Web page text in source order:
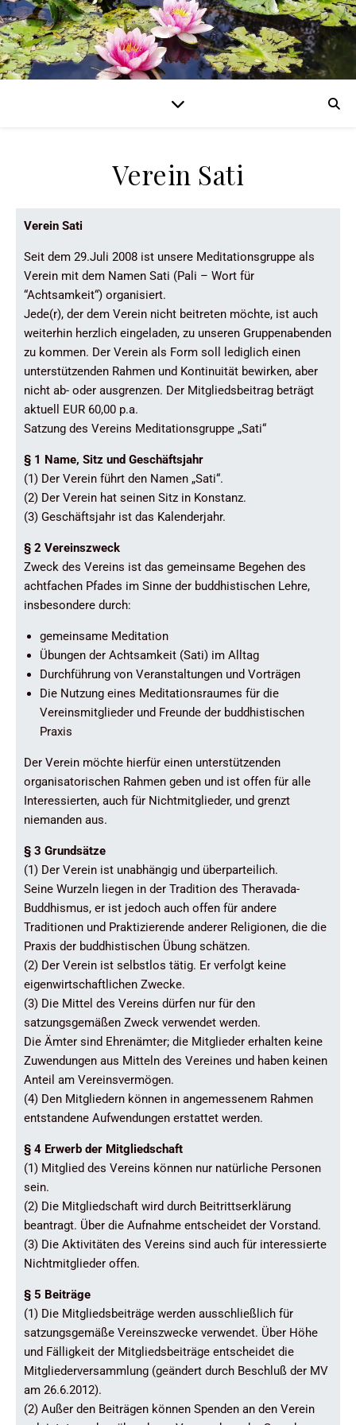
Verein Sati
Verein Sati
Seit dem 29.Juli 2008 ist unsere Meditationsgruppe als
Verein mit dem Namen Sati (Pali – Wort für
“Achtsamkeit“) organisiert.
Jede(r), der dem Verein nicht beitreten möchte, ist auch
weiterhin herzlich eingeladen, zu unseren Gruppenabenden
zu kommen. Der Verein als Form soll lediglich einen
unterstützenden Rahmen und Kontinuität bewirken, aber
nicht ab- oder ausgrenzen. Der Mitgliedsbeitrag beträgt
aktuell EUR 60,00 p.a.
Satzung des Vereins Meditationsgruppe „Sati“
§ 1 Name, Sitz und Geschäftsjahr
(1) Der Verein führt den Namen „Sati“.
(2) Der Verein hat seinen Sitz in Konstanz.
(3) Geschäftsjahr ist das Kalenderjahr.
§ 2 Vereinszweck
Zweck des Vereins ist das gemeinsame Begehen des
achtfachen Pfades im Sinne der buddhistischen Lehre,
insbesondere durch:
gemeinsame Meditation
Übungen der Achtsamkeit (Sati) im Alltag
Durchführung von Veranstaltungen und Vorträgen
Die Nutzung eines Meditationsraumes für die
Vereinsmitglieder und Freunde der buddhistischen
Praxis
Der Verein möchte hierfür einen unterstützenden
organisatorischen Rahmen geben und ist offen für alle
Interessierten, auch für Nichtmitglieder, und grenzt
niemanden aus.
§ 3 Grundsätze
(1) Der Verein ist unabhängig und überparteilich.
Seine Wurzeln liegen in der Tradition des Theravada-
Buddhismus, er ist jedoch auch offen für andere
Traditionen und Praktizierende anderer Religionen, die die
Praxis der buddhistischen Übung schätzen.
(2) Der Verein ist selbstlos tätig. Er verfolgt keine
eigenwirtschaftlichen Zwecke.
(3) Die Mittel des Vereins dürfen nur für den
satzungsgemäßen Zweck verwendet werden.
Die Ämter sind Ehrenämter; die Mitglieder erhalten keine
Zuwendungen aus Mitteln des Vereines und haben keinen
Anteil am Vereinsvermögen.
(4) Den Mitgliedern können in angemessenem Rahmen
entstandene Aufwendungen erstattet werden.
§ 4 Erwerb der Mitgliedschaft
(1) Mitglied des Vereins können nur natürliche Personen
sein.
(2) Die Mitgliedschaft wird durch Beitrittserklärung
beantragt. Über die Aufnahme entscheidet der Vorstand.
(3) Die Aktivitäten des Vereins sind auch für interessierte
Nichtmitglieder offen.
§ 5 Beiträge
(1) Die Mitgliedsbeiträge werden ausschließlich für
satzungsgemäße Vereinszwecke verwendet. Über Höhe
und Fälligkeit der Mitgliedsbeiträge entscheidet die
Mitgliederversammlung (geändert durch Beschluß der MV
am 26.6.2012).
(2) Außer den Beiträgen können Spenden an den Verein